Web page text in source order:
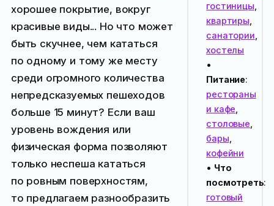
хорошее покрытие, вокруг
красивые виды... Но что может
быть скучнее, чем кататься
по одному и тому же месту
среди огромного количества
непредсказуемых пешеходов
больше 15 минут? Если ваш
уровень вождения или
физическая форма позволяют
только неспеша кататься
по ровным поверхностям,
то предлагаем разнообразить
гостиницы
квартиры
санатории
хостелы
•
Питание:
рестораны
и кафе
столовые
бары
кофейни
• Что
посмотреть:
готовый